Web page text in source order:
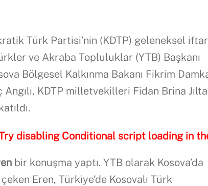
Türk Partisi’nin (KDTP) geleneksel iftar
ve Akraba Topluluklar (YTB) Başkanı
Bölgesel Kalkınma Bakanı Fikrim
KDTP milletvekilleri Fidan Brina
disabling Conditional script loading in
bir konuşma yaptı. YTB olarak Kosova’da
Eren, Türkiye’de Kosovalı Türk